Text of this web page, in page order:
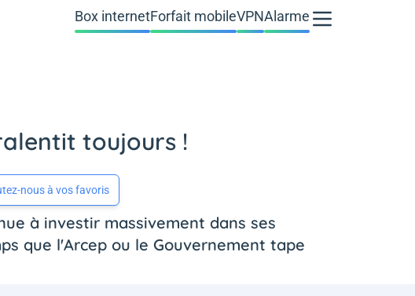
Box internetForfait mobileVPNAlarme
toujours !
nous à vos favoris
à investir massivement dans ses
que l'Arcep ou le Gouvernement tape